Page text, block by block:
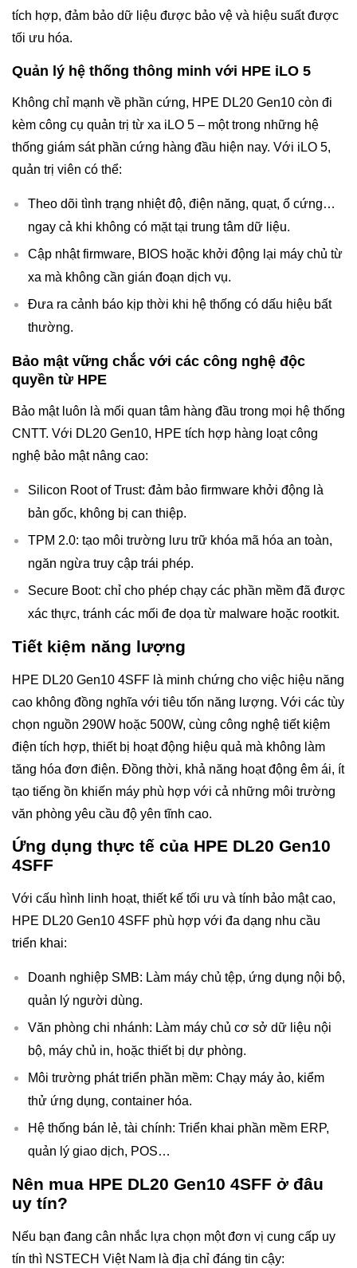
tích hợp, đảm bảo dữ liệu được bảo vệ và hiệu suất được
tối ưu hóa.
Quản lý hệ thống thông minh với HPE iLO 5
Không chỉ mạnh về phần cứng, HPE DL20 Gen10 còn đi
kèm công cụ quản trị từ xa iLO 5 – một trong những hệ
thống giám sát phần cứng hàng đầu hiện nay. Với iLO 5,
quản trị viên có thể:
Theo dõi tình trạng nhiệt độ, điện năng, quạt, ổ cứng…
ngay cả khi không có mặt tại trung tâm dữ liệu.
Cập nhật firmware, BIOS hoặc khởi động lại máy chủ từ
xa mà không cần gián đoạn dịch vụ.
Đưa ra cảnh báo kịp thời khi hệ thống có dấu hiệu bất
thường.
Bảo mật vững chắc với các công nghệ độc
quyền từ HPE
Bảo mật luôn là mối quan tâm hàng đầu trong mọi hệ thống
CNTT. Với DL20 Gen10, HPE tích hợp hàng loạt công
nghệ bảo mật nâng cao:
Silicon Root of Trust: đảm bảo firmware khởi động là
bản gốc, không bị can thiệp.
TPM 2.0: tạo môi trường lưu trữ khóa mã hóa an toàn,
ngăn ngừa truy cập trái phép.
Secure Boot: chỉ cho phép chạy các phần mềm đã được
xác thực, tránh các mối đe dọa từ malware hoặc rootkit.
Tiết kiệm năng lượng
HPE DL20 Gen10 4SFF là minh chứng cho việc hiệu năng
cao không đồng nghĩa với tiêu tốn năng lượng. Với các tùy
chọn nguồn 290W hoặc 500W, cùng công nghệ tiết kiệm
điện tích hợp, thiết bị hoạt động hiệu quả mà không làm
tăng hóa đơn điện. Đồng thời, khả năng hoạt động êm ái, ít
tạo tiếng ồn khiến máy phù hợp với cả những môi trường
văn phòng yêu cầu độ yên tĩnh cao.
Ứng dụng thực tế của HPE DL20 Gen10
4SFF
Với cấu hình linh hoạt, thiết kế tối ưu và tính bảo mật cao,
HPE DL20 Gen10 4SFF phù hợp với đa dạng nhu cầu
triển khai:
Doanh nghiệp SMB: Làm máy chủ tệp, ứng dụng nội bộ,
quản lý người dùng.
Văn phòng chi nhánh: Làm máy chủ cơ sở dữ liệu nội
bộ, máy chủ in, hoặc thiết bị dự phòng.
Môi trường phát triển phần mềm: Chạy máy ảo, kiểm
thử ứng dụng, container hóa.
Hệ thống bán lẻ, tài chính: Triển khai phần mềm ERP,
quản lý giao dịch, POS…
Nên mua HPE DL20 Gen10 4SFF ở đâu
uy tín?
Nếu bạn đang cân nhắc lựa chọn một đơn vị cung cấp uy
tín thì NSTECH Việt Nam là địa chỉ đáng tin cậy: